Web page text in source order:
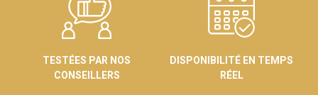
TESTÉES PAR NOS
CONSEILLERS
DISPONIBILITÉ EN TEMPS
RÉEL